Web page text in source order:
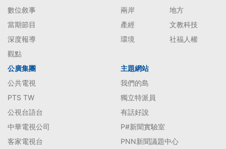
數位敘事
當期節目
深度報導
觀點
兩岸
地方
產經
文教科技
環境
社福人權
公廣集團
公共電視
PTS TW
公視台語台
中華電視公司
客家電視台
主題網站
我們的島
獨立特派員
有話好說
P#新聞實驗室
PNN新聞議題中心